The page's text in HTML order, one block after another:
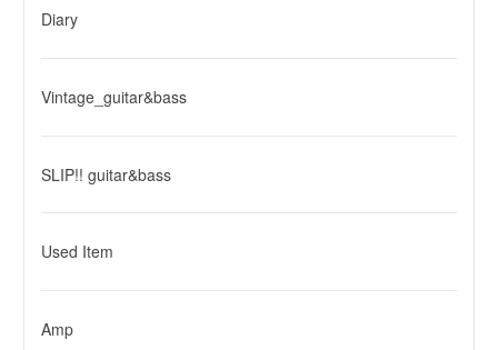
Diary
Vintage_guitar&bass
SLIP!! guitar&bass
Used Item
Amp